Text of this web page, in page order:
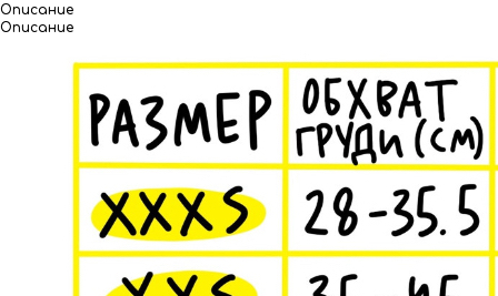
Описание
Описание